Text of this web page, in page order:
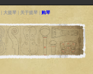
大提琴 关于提琴 购琴